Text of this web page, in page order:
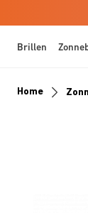
Brillen
Home